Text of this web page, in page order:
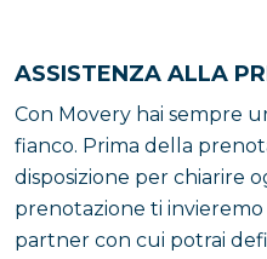
ASSISTENZA ALLA
Con Movery hai sempre
fianco. Prima della
disposizione per chiarire
prenotazione ti
partner con cui potrai